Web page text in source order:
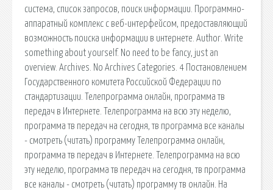
сиcтема, список запросов, поиск информации. Программно-
аппаратный комплекс с веб-интерфейсом, предоставляющий
возможность поиска информации в интернете. Author. Write
something about yourself. No need to be fancy, just an
overview. Archives. No Archives Categories. 4 Постановлением
Государственного комитета Российской Федерации по
стандартизации. Телепрограмма онлайн, программа тв
передач в Интернете. Телепрограмма на всю эту неделю,
программа тв передач на сегодня, тв программа все каналы
- смотреть (читать) программу Телепрограмма онлайн,
программа тв передач в Интернете. Телепрограмма на всю
эту неделю, программа тв передач на сегодня, тв программа
все каналы - смотреть (читать) программу тв онлайн. На